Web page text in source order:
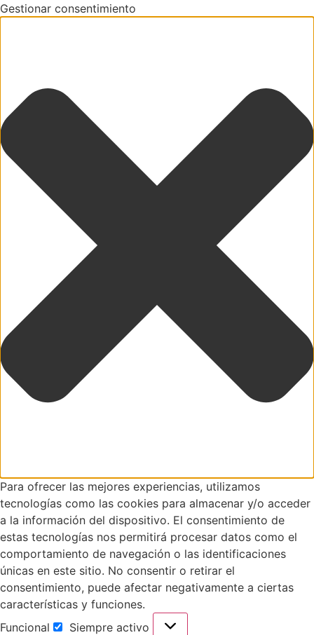
Gestionar consentimiento
Para ofrecer las mejores experiencias, utilizamos
tecnologías como las cookies para almacenar y/o acceder
a la información del dispositivo. El consentimiento de
estas tecnologías nos permitirá procesar datos como el
comportamiento de navegación o las identificaciones
únicas en este sitio. No consentir o retirar el
consentimiento, puede afectar negativamente a ciertas
características y funciones.
Funcional
Siempre activo